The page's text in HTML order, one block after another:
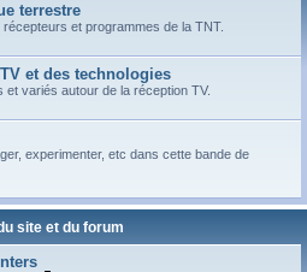
terrestre
et programmes de la TNT.
et des technologies
variés autour de la réception TV.
experimenter, etc dans cette bande de
site et du forum